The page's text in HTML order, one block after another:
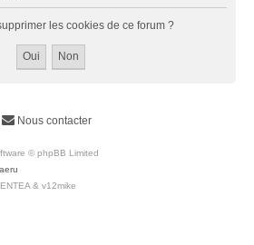
les cookies de ce forum ?
Nous contacter
© phpBB Limited
& v12mike